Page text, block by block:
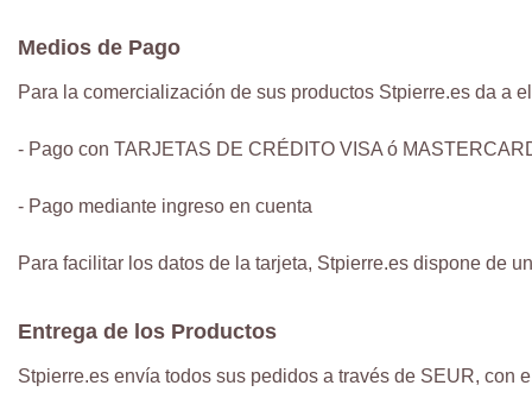
Medios de Pago
Para la comercialización de sus productos Stpierre.es da a
- Pago con TARJETAS DE CRÉDITO VISA ó
- Pago mediante ingreso en cuenta
Para facilitar los datos de la tarjeta, Stpierre.es dispone de
Entrega de los Productos
Stpierre.es envía todos sus pedidos a través de SEUR, con